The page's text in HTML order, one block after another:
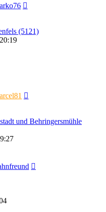
(5121)
und Behringersmühle